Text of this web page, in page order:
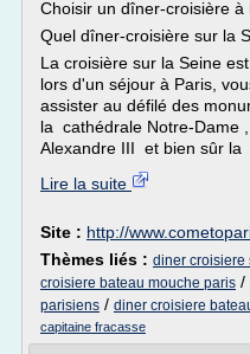
Choisir un dîner-croisière à
Quel dîner-croisière sur la
La croisière sur la Seine
lors d'un séjour à Paris,
assister au défilé des
la cathédrale Notre-Dame
Alexandre III et bien sûr la
Lire la suite
Site : http://
Thèmes liés : diner croisiere
croisiere bateau mouche paris /
parisiens / diner croisiere
capitaine fracasse